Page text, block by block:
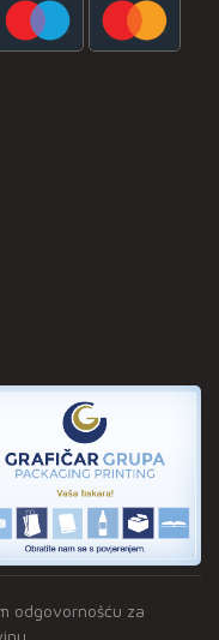
odgovornošću za